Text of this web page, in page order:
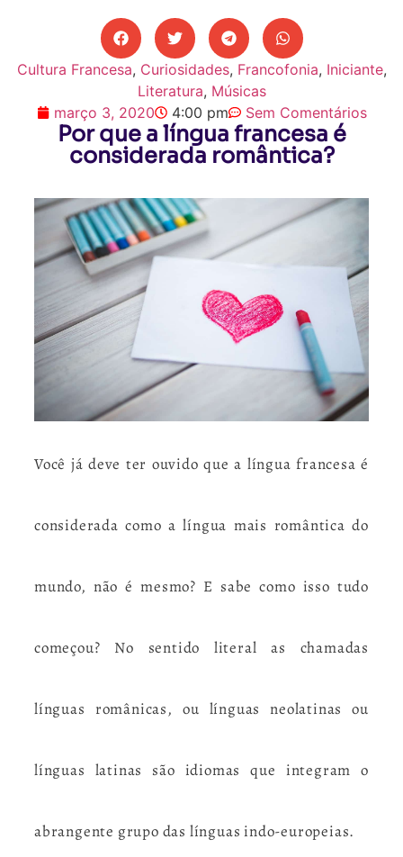
Cultura Francesa, Curiosidades, Francofonia, Iniciante,
Literatura, Músicas
março 3, 2020
4:00 pm Sem Comentários
Por que a língua francesa é
considerada romântica?
Você já deve ter ouvido que a língua francesa é
considerada como a língua mais romântica do
mundo, não é mesmo? E sabe como isso tudo
começou? No sentido literal as chamadas
línguas românicas, ou línguas neolatinas ou
línguas latinas são idiomas que integram o
abrangente grupo das línguas indo-europeias.